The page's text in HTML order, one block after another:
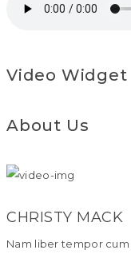
Video Widget
About Us
CHRISTY MACK
Nam liber tempor